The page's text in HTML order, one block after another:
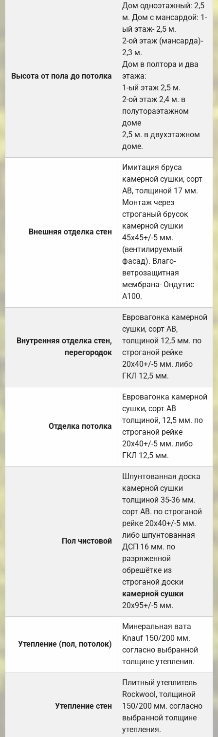
Высота от пола до потолка
Дом одноэтажный: 2,5
м. Дом с мансардой: 1-
ый этаж- 2,5 м.
2-ой этаж (мансарда)-
2,3 м.
Дом в полтора и два
этажа:
1-ый этаж 2,5 м.
2-ой этаж 2,4 м. в
полутораэтажном
доме
2,5 м. в двухэтажном
доме.
Внешняя отделка стен
Имитация бруса
камерной сушки, сорт
АВ, толщиной 17 мм.
Монтаж через
строганый брусок
камерной сушки
45х45+/-5 мм.
(вентилируемый
фасад). Влаго-
ветрозащитная
мембрана- Ондутис
А100.
Внутренняя отделка стен,
перегородок
Евровагонка камерной
сушки, сорт АВ,
толщиной 12,5 мм. по
строганой рейке
20х40+/-5 мм. либо
ГКЛ 12,5 мм.
Отделка потолка
Евровагонка камерной
сушки, сорт АВ
толщиной, 12,5 мм. по
строганой рейке
20х40+/-5 мм. либо
ГКЛ 12,5 мм.
Пол чистовой
Шпунтованная доска
камерной сушки
толщиной 35-36 мм.
сорт АВ. по строганой
рейке 20х40+/-5 мм.
либо шпунтованная
ДСП 16 мм. по
разряженной
обрешётке из
строганой доски
камерной сушки
20х95+/-5 мм.
Утепление (пол, потолок)
Минеральная вата
Knauf 150/200 мм.
согласно выбранной
толщине утепления.
Утепление стен
Плитный утеплитель
Rockwool, толщиной
150/200 мм. согласно
выбранной толщине
утепления.